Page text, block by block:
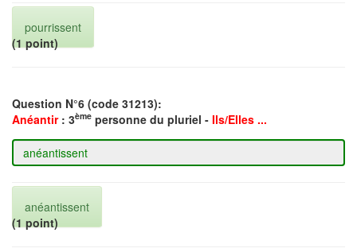
pourrissent
(1 point)
Question N°6 (code 31213):
Anéantir : 3ème personne du pluriel - Ils/Elles ...
anéantissent
(1 point)